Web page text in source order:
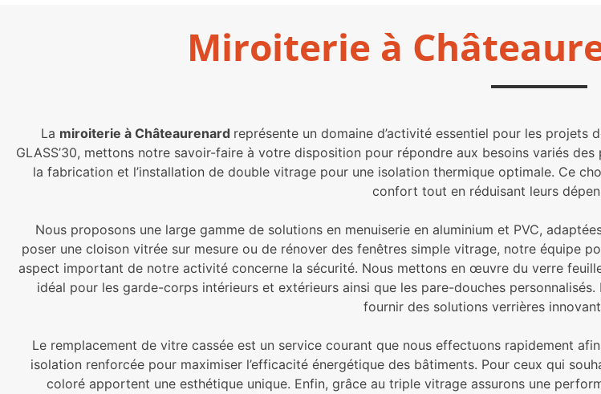
Miroiterie à
La miroiterie à Châteaurenard représente un domaine d’activité essentiel pour les
GLASS’30, mettons notre savoir-faire à votre disposition pour répondre aux besoins variés
la fabrication et l’installation de double vitrage pour une isolation thermique optimale. Ce
confort tout en réduisant leurs
Nous proposons une large gamme de solutions en menuiserie en aluminium et PVC,
poser une cloison vitrée sur mesure ou de rénover des fenêtres simple vitrage, notre équipe
aspect important de notre activité concerne la sécurité. Nous mettons en œuvre du verre
idéal pour les garde-corps intérieurs et extérieurs ainsi que les pare-douches personnalisés.
fournir des solutions verrières
Le remplacement de vitre cassée est un service courant que nous effectuons rapidement
isolation renforcée pour maximiser l’efficacité énergétique des bâtiments. Pour ceux qui
coloré apportent une esthétique unique. Enfin, grâce au triple vitrage assurons une